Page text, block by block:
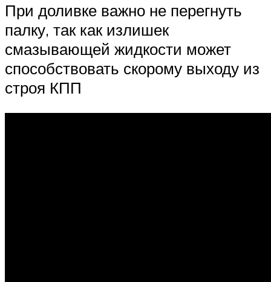
При доливке важно не перегнуть
палку, так как излишек
смазывающей жидкости может
способствовать скорому выходу из
строя КПП